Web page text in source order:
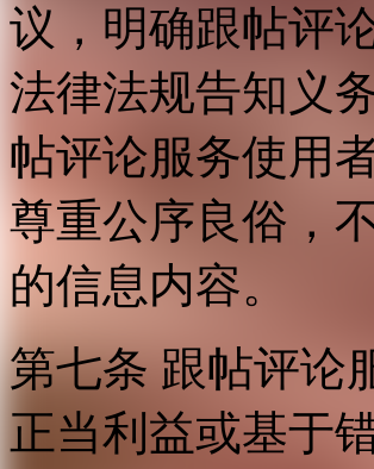
议，明确跟帖评
法律法规告知义
帖评论服务使用
尊重公序良俗，
的信息内容。
第七条 跟帖评论
正当利益或基于